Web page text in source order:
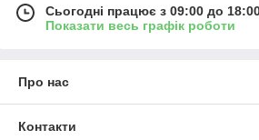
Сьогодні працює з 09:00 до
Показати весь графік роботи
Про нас
Контакти